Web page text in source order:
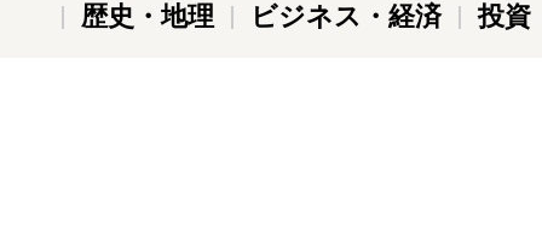
歴史・地理
ビジネス・経済 投資